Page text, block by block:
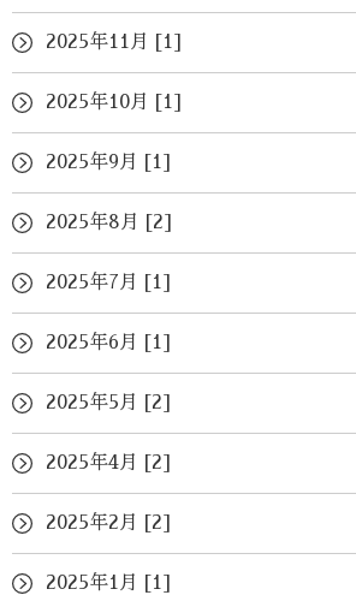
2025年11月 [1]
2025年10月 [1]
2025年9月 [1]
2025年8月 [2]
2025年7月 [1]
2025年6月 [1]
2025年5月 [2]
2025年4月 [2]
2025年2月 [2]
2025年1月 [1]